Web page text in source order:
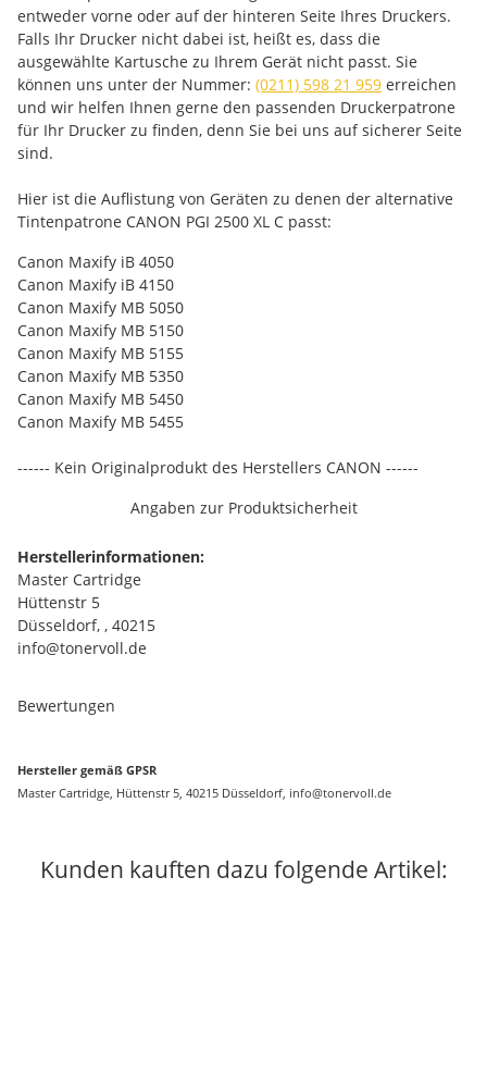
entweder vorne oder auf der hinteren Seite Ihres Druckers.
Falls Ihr Drucker nicht dabei ist, heißt es, dass die
ausgewählte Kartusche zu Ihrem Gerät nicht passt. Sie
können uns unter der Nummer: (0211) 598 21 959 erreichen
und wir helfen Ihnen gerne den passenden Druckerpatrone
für Ihr Drucker zu finden, denn Sie bei uns auf sicherer Seite
sind.
Hier ist die Auflistung von Geräten zu denen der alternative
Tintenpatrone CANON PGI 2500 XL C passt:
Canon Maxify iB 4050
Canon Maxify iB 4150
Canon Maxify MB 5050
Canon Maxify MB 5150
Canon Maxify MB 5155
Canon Maxify MB 5350
Canon Maxify MB 5450
Canon Maxify MB 5455
------ Kein Originalprodukt des Herstellers CANON ------
Angaben zur Produktsicherheit
Herstellerinformationen:
Master Cartridge
Hüttenstr 5
Düsseldorf, , 40215
info@tonervoll.de
Bewertungen
Hersteller gemäß GPSR
Master Cartridge, Hüttenstr 5, 40215 Düsseldorf, info@tonervoll.de
Kunden kauften dazu folgende Artikel: